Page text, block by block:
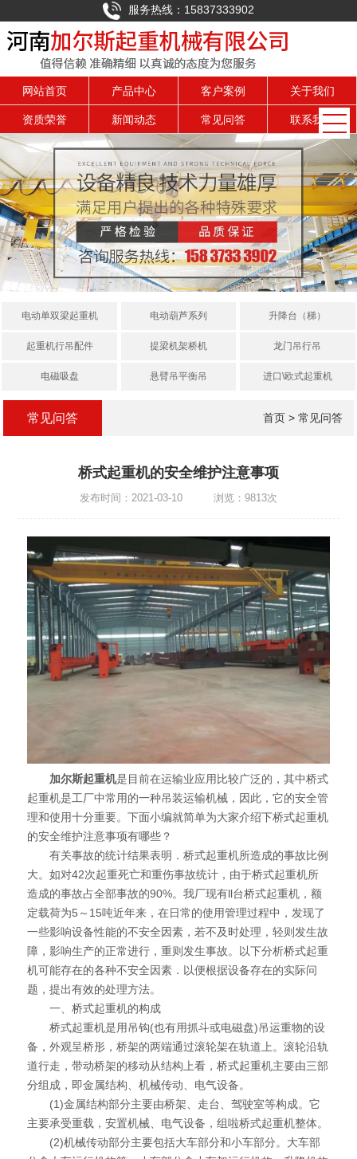
服务热线：15837333902
网站首页 产品中心 客户案例 关于我们
资质荣誉 新闻动态 常见问答 联系我们
电动单双梁起重机 电动葫芦系列 升降台（梯）
起重机行吊配件 提梁机架桥机 龙门吊行吊
电磁吸盘 悬臂吊平衡吊 进口\欧式起重机
常见问答 首页 >常见问答
桥式起重机的安全维护注意事项
发布时间：2021-03-10 浏览：9813次
加尔斯起重机是目前在运输业应用比较广泛的，其中桥式
起重机是工厂中常用的一种吊装运输机械，因此，它的安全管
理和使用十分重要。下面小编就简单为大家介绍下桥式起重机
的安全维护注意事项有哪些？
有关事故的统计结果表明．桥式起重机所造成的事故比例
大。如对42次起重死亡和重伤事故统计，由于桥式起重机所
造成的事故占全部事故的90%。我厂现有ll台桥式起重机，额
定载荷为5～15吨近年来，在日常的使用管理过程中，发现了
一些影响设备性能的不安全因素，若不及时处理，轻则发生故
障，影响生产的正常进行，重则发生事故。以下分析桥式起重
机可能存在的各种不安全因素．以便根据设备存在的实际问
题，提出有效的处理方法。
一、桥式起重机的构成
桥式起重机是用吊钩(也有用抓斗或电磁盘)吊运重物的设
备，外观呈桥形，桥架的两端通过滚轮架在轨道上。滚轮沿轨
道行走，带动桥架的移动从结构上看，桥式起重机主要由三部
分组成，即金属结构、机械传动、电气设备。
(1)金属结构部分主要由桥架、走台、驾驶室等构成。它
主要承受重载，安置机械、电气设备，组啦桥式起重机整体。
(2)机械传动部分主要包括大车部分和小车部分。大车部